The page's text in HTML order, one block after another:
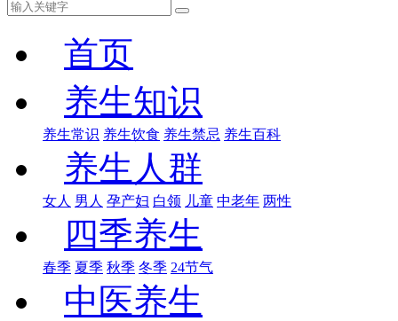
首页
养生知识
养生常识 养生饮食 养生禁忌 养生百科
养生人群
女人 男人 孕产妇 白领 儿童 中老年 两性
四季养生
春季 夏季 秋季 冬季 24节气
中医养生